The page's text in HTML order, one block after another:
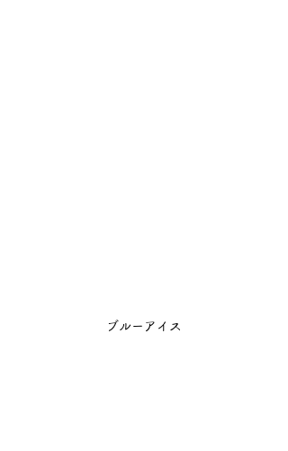
ブルーアイス